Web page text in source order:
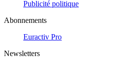
Publicité politique
Abonnements
Euractiv Pro
Newsletters